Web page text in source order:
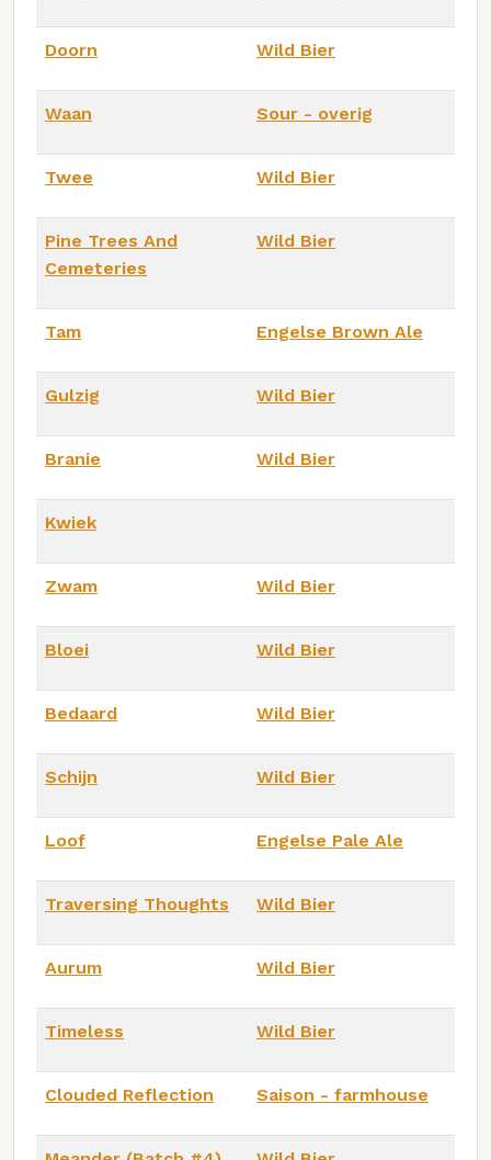
Doorn Wild Bier
Waan Sour - overig
Twee Wild Bier
Pine Trees And
Cemeteries
Wild Bier
Tam Engelse Brown Ale
Gulzig Wild Bier
Branie Wild Bier
Kwiek
Zwam Wild Bier
Bloei Wild Bier
Bedaard Wild Bier
Schijn Wild Bier
Loof Engelse Pale Ale
Traversing Thoughts Wild Bier
Aurum Wild Bier
Timeless Wild Bier
Clouded Reflection Saison - farmhouse